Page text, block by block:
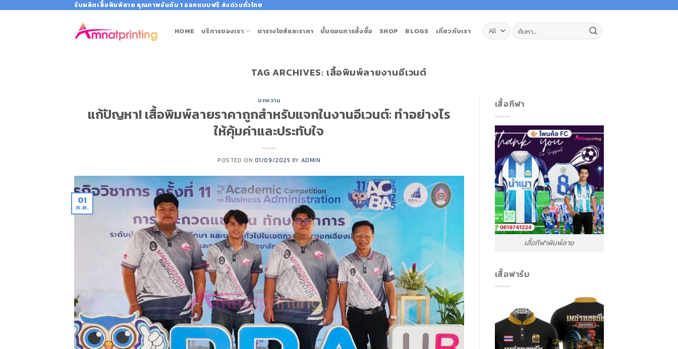
รับผลิตเสื้อพิมพ์ลาย คุณภาพอันดับ 1 ออกแบบฟรี ส่งด่วนทั่วไทย
HOME บริการของเรา ตารางไซส์และราคา ขั้นตอนการสั้งซื้อ SHOP BLOGS เกี่ยวกับเรา ค้นหา:
TAG ARCHIVES: เสื้อพิมพ์ลายงานอีเวนต์
บทความ
แก้ปัญหา! เสื้อพิมพ์ลายราคาถูกสำหรับแจกในงานอีเวนต์: ทำอย่างไร
ให้คุ้มค่าและประทับใจ
POSTED ON 01/09/2025 BY ADMIN
01
ก.ย.
เสื้อกีฬา
เสื้อกีฬาพิมพ์ลาย
เสื้อฟาร์ม